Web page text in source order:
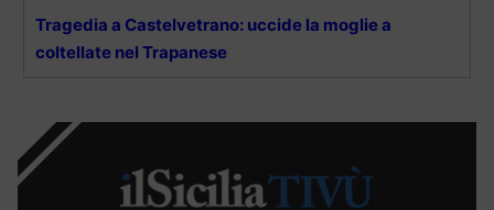
Tragedia a Castelvetrano: uccide la moglie a
coltellate nel Trapanese